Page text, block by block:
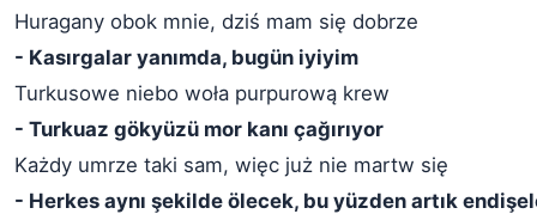
Huragany obok mnie, dziś mam się dobrze
- Kasırgalar yanımda, bugün iyiyim
Turkusowe niebo woła purpurową krew
- Turkuaz gökyüzü mor kanı çağırıyor
Każdy umrze taki sam, więc już nie martw się
- Herkes aynı şekilde ölecek, bu yüzden artık